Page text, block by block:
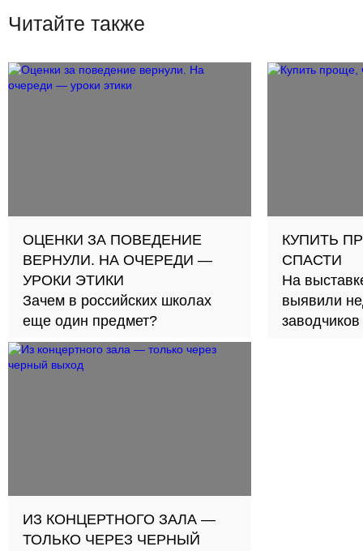
Читайте также
ОЦЕНКИ ЗА ПОВЕДЕНИЕ
ВЕРНУЛИ. НА ОЧЕРЕДИ —
УРОКИ ЭТИКИ
Зачем в российских школах
еще один предмет?
КУПИТЬ
СПАСТИ
На
выявили
заводчиков
ИЗ КОНЦЕРТНОГО ЗАЛА —
ТОЛЬКО ЧЕРЕЗ ЧЕРНЫЙ